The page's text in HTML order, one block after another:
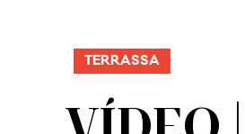
TERRASSA